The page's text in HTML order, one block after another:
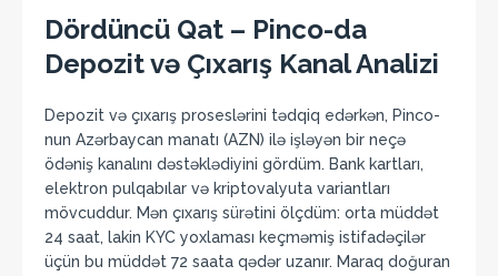
Dördüncü Qat – Pinco-da
Depozit və Çıxarış Kanal Analizi
Depozit və çıxarış proseslərini tədqiq edərkən, Pinco-
nun Azərbaycan manatı (AZN) ilə işləyən bir neçə
ödəniş kanalını dəstəklədiyini gördüm. Bank kartları,
elektron pulqabılar və kriptovalyuta variantları
mövcuddur. Mən çıxarış sürətini ölçdüm: orta müddət
24 saat, lakin KYC yoxlaması keçməmiş istifadəçilər
üçün bu müddət 72 saata qədər uzanır. Maraq doğuran